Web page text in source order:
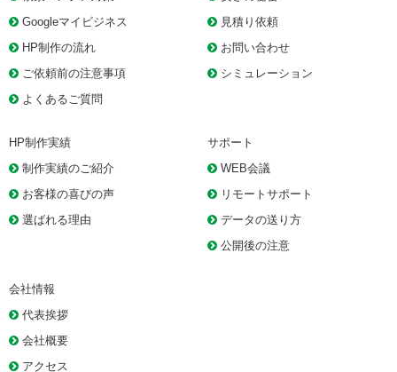
Googleマイビジネス
HP制作の流れ
ご依頼前の注意事項
よくあるご質問
見積り依頼
お問い合わせ
シミュレーション
HP制作実績
制作実績のご紹介
お客様の喜びの声
選ばれる理由
サポート
WEB会議
リモートサポート
データの送り方
公開後の注意
会社情報
代表挨拶
会社概要
アクセス